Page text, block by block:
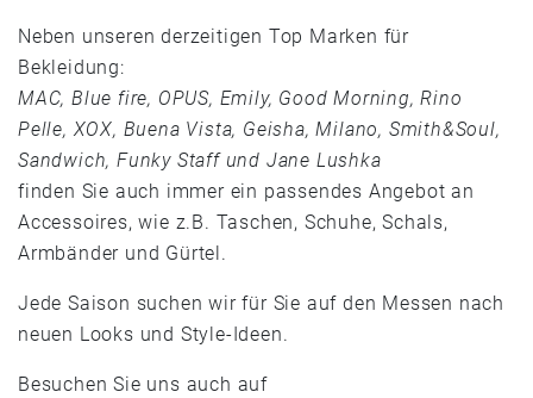
Neben unseren derzeitigen Top Marken für
Bekleidung:
MAC, Blue fire, OPUS, Emily, Good Morning, Rino
Pelle, XOX, Buena Vista, Geisha, Milano, Smith&Soul,
Sandwich, Funky Staff und Jane Lushka
finden Sie auch immer ein passendes Angebot an
Accessoires, wie z.B. Taschen, Schuhe, Schals,
Armbänder und Gürtel.
Jede Saison suchen wir für Sie auf den Messen nach
neuen Looks und Style-Ideen.
Besuchen Sie uns auch auf